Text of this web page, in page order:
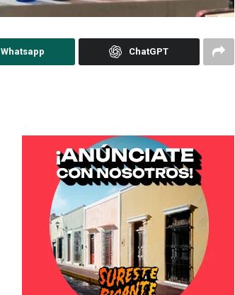
Whatsapp ChatGPT